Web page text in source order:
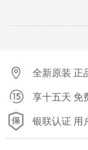
全新原装 正
享十五天 免
银联认证 用